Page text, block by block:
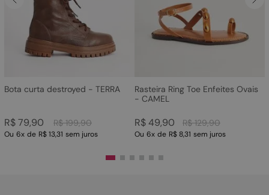
Bota curta destroyed - TERRA
R$ 199,90
R$79,90
Ou 6x de R$ 13,31 sem juros
Rasteira Ring Toe Enfeites Ovais
- CAMEL
R$ 129,90
R$49,90
Ou 6x de R$ 8,31 sem juros